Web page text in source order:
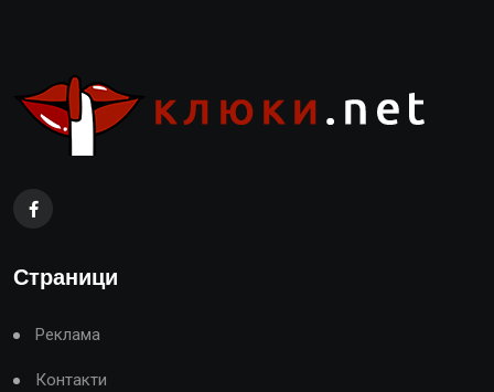
Страници
Реклама
Контакти